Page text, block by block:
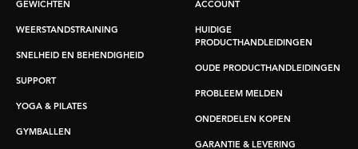
GEWICHTEN
WEERSTANDSTRAINING
SNELHEID EN BEHENDIGHEID
SUPPORT
YOGA & PILATES
GYMBALLEN
ACCOUNT
HUIDIGE
PRODUCTHANDLEIDINGEN
OUDE PRODUCTHANDLEIDINGEN
PROBLEEM MELDEN
ONDERDELEN KOPEN
GARANTIE & LEVERING